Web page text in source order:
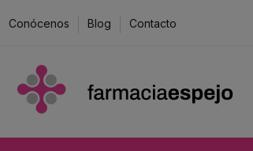
Conócenos Blog Contacto